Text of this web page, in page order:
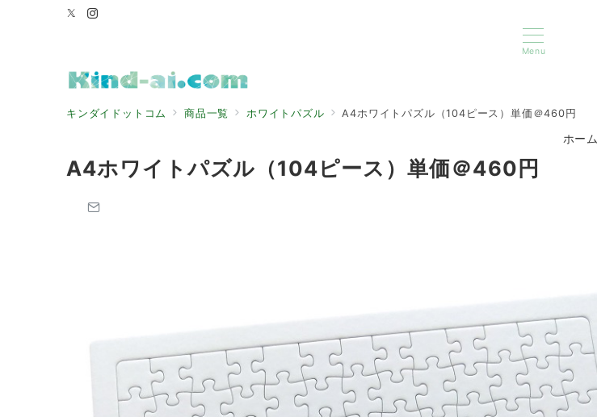
Menu
ホーム
キンダイドットコム 商品一覧 ホワイトパズル A4ホワイトパズル（104ピース）単価＠460円
A4ホワイトパズル（104ピース）単価＠460円